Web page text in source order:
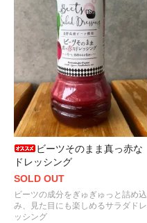
ビーツそのまま真っ赤な
ドレッシング
SOLD OUT
ビーツの成分をぎゅぎゅっと詰め込
み、見た目にも楽しめるサラダドレ
ッシング